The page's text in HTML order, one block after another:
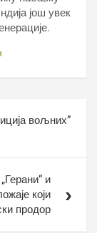
још увек
вољних”
и
који
продор